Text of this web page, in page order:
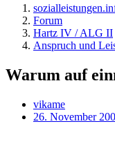
Forum
Hartz IV / ALG II
Anspruch und
Warum auf
vikame
26. November